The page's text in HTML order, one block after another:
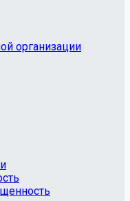
организации